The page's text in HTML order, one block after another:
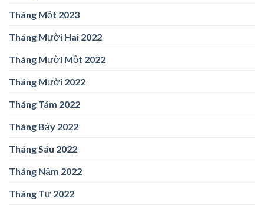
Tháng Một 2023
Tháng Mười Hai 2022
Tháng Mười Một 2022
Tháng Mười 2022
Tháng Tám 2022
Tháng Bảy 2022
Tháng Sáu 2022
Tháng Năm 2022
Tháng Tư 2022